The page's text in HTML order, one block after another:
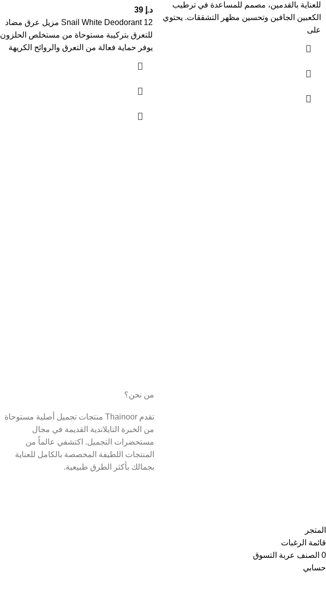
للعناية بالقدمين، مصمم للمساعدة في ترطيب
الكعبين الجافين وتحسين مظهر التشققات. يحتوي
على
د.إ
12 Snail White Deodorant مزيل عرق مضاد
للتعرق بتركيبة مستوحاة من مستخلص الحلزون
يوفر حماية فعالة من التعرق والروائح الكريهة
من نحن؟
تقدم Thainoor منتجات تجميل أصلية مستوحاة
من الخبرة التايلاندية القديمة في مجال
مستحضرات التجميل. اكتشفي عالماً من
المنتجات اللطيفة المخصصة بالكامل للعناية
بجمالك بأكثر الطرق طبيعية.
المتجر
قائمة الرغبات
0 الصنف عربة التسوق
حسابي